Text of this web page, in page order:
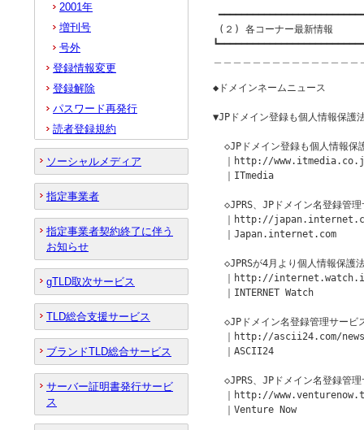
(２) 各コーナー最新情報
◆ドメインネームニュー
▼JPドメイン登録も個人情報保護
◇JPドメイン登録も個人情報保
｜http://
  ｜ITmedia
◇JPRS、JPドメイン名登録管理
｜http://
  ｜Japan.internet.com
◇JPRSが4月より個人情報保護
｜http://
  ｜INTERNET Watch
◇JPドメイン名登録管理サービ
｜http://ascii24.com/
  ｜ASCII24
◇JPRS、JPドメイン名登録管理
｜http://
  ｜Venture Now
2001年
増刊号
号外
登録情報変更
登録解除
パスワード再発行
読者登録規約
ソーシャルメディア
指定事業者
指定事業者契約終了に伴う
お知らせ
gTLD取次サービス
TLD総合支援サービス
ブランドTLD総合サービス
サーバー証明書発行サービ
ス